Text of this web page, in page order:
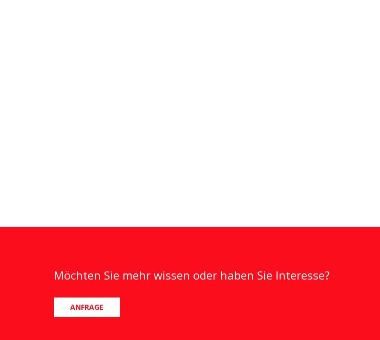
Möchten Sie mehr wissen oder haben Sie Interesse?
ANFRAGE